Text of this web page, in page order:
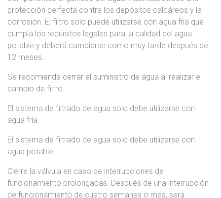
protección perfecta contra los depósitos calcáreos y la
corrosión. El filtro solo puede utilizarse con agua fría que
cumpla los requisitos legales para la calidad del agua
potable y deberá cambiarse como muy tarde después de
12 meses.
Se recomienda cerrar el suministro de agua al realizar el
cambio de filtro.
El sistema de filtrado de agua solo debe utilizarse con
agua fría.
El sistema de filtrado de agua solo debe utilizarse con
agua potable.
Cierre la válvula en caso de interrupciones de
funcionamiento prolongadas. Después de una interrupción
de funcionamiento de cuatro semanas o más, será